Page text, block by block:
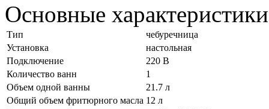
Основные характеристики
Тип
чебуречница
Установка
настольная
Подключение
220 В
Количество ванн
1
Объем одной ванны
21.7 л
Общий объем фритюрного масла 12 л